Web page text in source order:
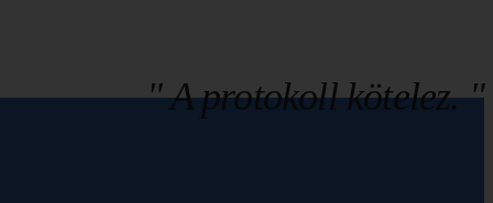
" A protokoll kötelez. "